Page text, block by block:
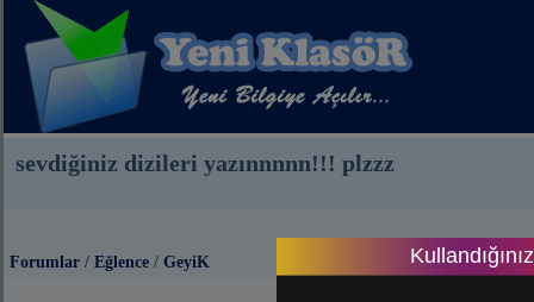
sevdiğiniz dizileri yazınnnnn!!! plzzz
Forumlar / Eğlence / GeyiK